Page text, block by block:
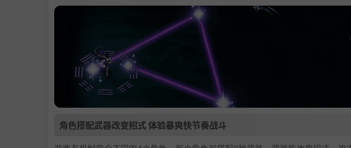
角色搭配武器改变招式 体验暴爽快节奏战斗